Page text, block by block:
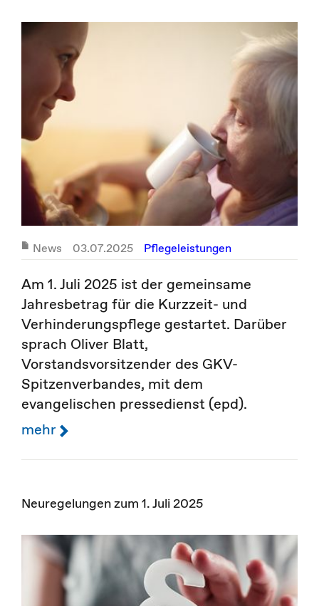
News 03.07.2025 Pflegeleistungen
Am 1. Juli 2025 ist der gemeinsame
Jahresbetrag für die Kurzzeit- und
Verhinderungspflege gestartet. Darüber
sprach Oliver Blatt,
Vorstandsvorsitzender des GKV-
Spitzenverbandes, mit dem
evangelischen pressedienst (epd).
mehr
Neuregelungen zum 1. Juli 2025